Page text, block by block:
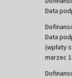
Data
Data
(wpłaty
marzec